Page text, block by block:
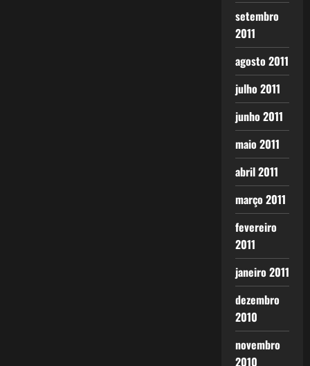
setembro
2011
agosto 2011
julho 2011
junho 2011
maio 2011
abril 2011
março 2011
fevereiro
2011
janeiro 2011
dezembro
2010
novembro
2010